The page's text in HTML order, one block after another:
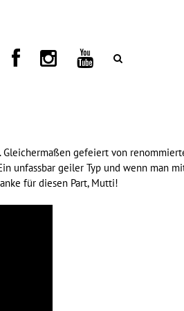
gefeiert von
unfassbar geiler Typ und wenn man
für diesen Part, Mutti!